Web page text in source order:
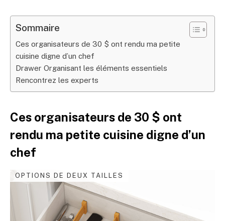
Sommaire
Ces organisateurs de 30 $ ont rendu ma petite
cuisine digne d’un chef
Drawer Organisant les éléments essentiels
Rencontrez les experts
Ces organisateurs de 30 $ ont
rendu ma petite cuisine digne d’un
chef
OPTIONS DE DEUX TAILLES